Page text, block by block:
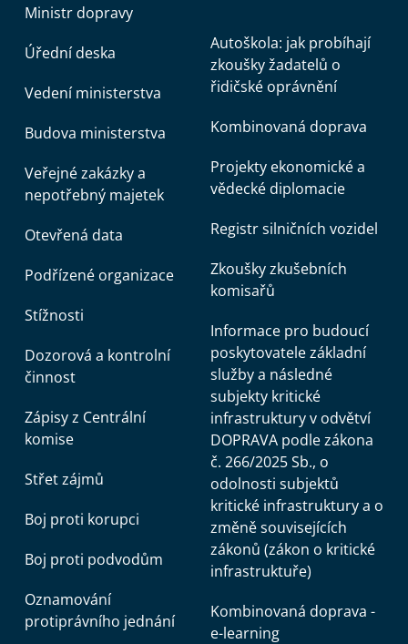
Ministr dopravy
Úřední deska
Vedení ministerstva
Budova ministerstva
Veřejné zakázky a
nepotřebný majetek
Otevřená data
Podřízené organizace
Stížnosti
Dozorová a kontrolní
činnost
Zápisy z Centrální
komise
Střet zájmů
Boj proti korupci
Boj proti podvodům
Oznamování
protiprávního jednání
Autoškola: jak probíhají
zkoušky žadatelů o
řidičské oprávnění
Kombinovaná doprava
Projekty ekonomické a
vědecké diplomacie
Registr silničních vozidel
Zkoušky zkušebních
komisařů
Informace pro budoucí
poskytovatele základní
služby a následné
subjekty kritické
infrastruktury v odvětví
DOPRAVA podle zákona
č. 266/2025 Sb., o
odolnosti subjektů
kritické infrastruktury a o
změně souvisejících
zákonů (zákon o kritické
infrastruktuře)
Kombinovaná doprava -
e-learning